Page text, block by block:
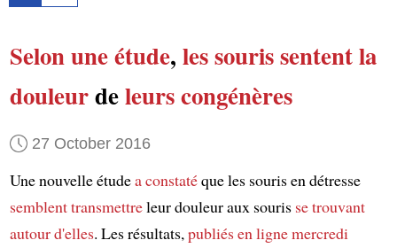
Selonune étude, les sourissententla
douleurdeleurs congénères
27 October 2016
Une nouvelle étudea constatéque les souris en détresse
semblent transmettreleur douleur aux souris se trouvant
autour d'elles. Les résultats,publiésen lignemercredi